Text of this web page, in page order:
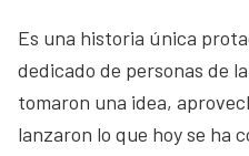
Es una historia única
dedicado de personas de
tomaron una idea,
lanzaron lo que hoy se ha